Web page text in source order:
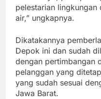
pelestarian
air,” ungkapnya.
Dikatakannya
Depok ini dan sudah
dengan pertimbangan
pelanggan yang
yang sudah sesuai
Jawa Barat.